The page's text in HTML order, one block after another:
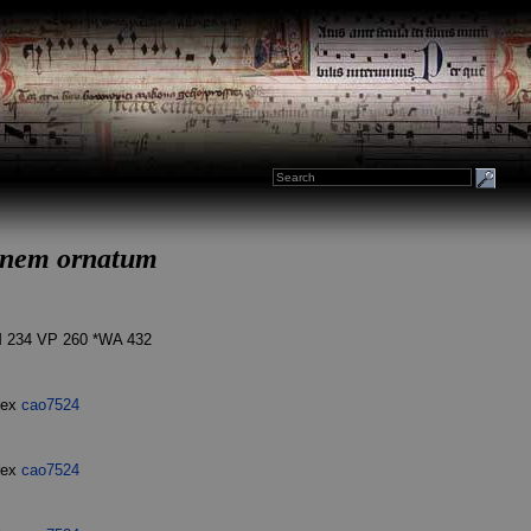
ornatum
234 VP 260 *WA 432
cao7524
cao7524